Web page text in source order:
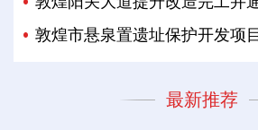
敦煌市悬泉置遗址保护开发项
最新推荐